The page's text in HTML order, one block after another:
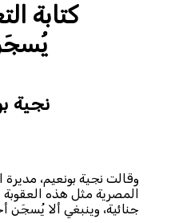
كتابة
نجية
وقالت نجية بونعيم،
المصرية مثل هذه
جنائية، وينبغي ألا يُسجَن